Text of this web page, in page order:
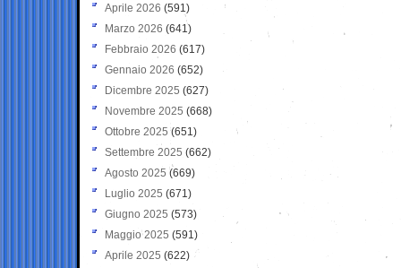
Aprile 2026 (591)
Marzo 2026 (641)
Febbraio 2026 (617)
Gennaio 2026 (652)
Dicembre 2025 (627)
Novembre 2025 (668)
Ottobre 2025 (651)
Settembre 2025 (662)
Agosto 2025 (669)
Luglio 2025 (671)
Giugno 2025 (573)
Maggio 2025 (591)
Aprile 2025 (622)